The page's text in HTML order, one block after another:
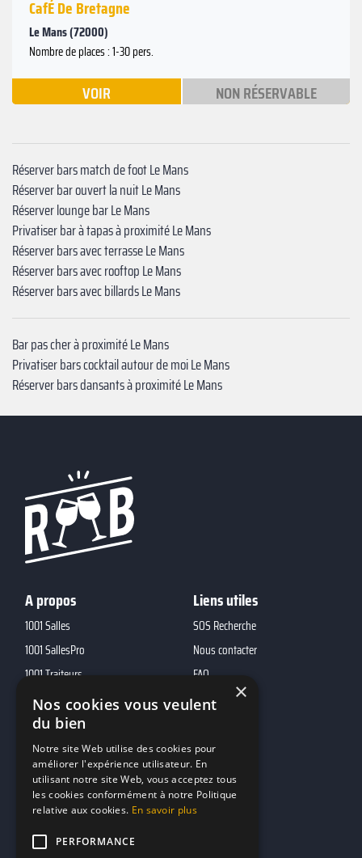
CafÉ De Bretagne
Le Mans (72000)
Nombre de places : 1-30 pers.
VOIR NON RÉSERVABLE
Réserver bars match de foot Le Mans
Réserver bar ouvert la nuit Le Mans
Réserver lounge bar Le Mans
Privatiser bar à tapas à proximité Le Mans
Réserver bars avec terrasse Le Mans
Réserver bars avec rooftop Le Mans
Réserver bars avec billards Le Mans
Bar pas cher à proximité Le Mans
Privatiser bars cocktail autour de moi Le Mans
Réserver bars dansants à proximité Le Mans
A propos
1001 Salles
1001 SallesPro
1001 Traiteurs
1001 DJ
10h01
MP2
Liens utiles
SOS Recherche
Nous contacter
FAQ
Contacts
marketing@reserverunbar.fr
11 rue Maurice Grandcoing
×
Nos cookies vous veulent
du bien
Notre site Web utilise des cookies pour
améliorer l'expérience utilisateur. En
utilisant notre site Web, vous acceptez tous
les cookies conformément à notre Politique
relative aux cookies. En savoir plus
PERFORMANCE